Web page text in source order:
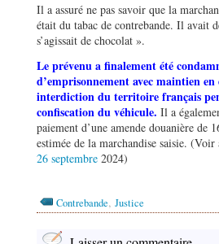
Il a assuré ne pas savoir que la
était du tabac de contrebande. Il avait
s’agissait de chocolat ».
Le prévenu a finalement été
d’emprisonnement avec maintien
interdiction du territoire français
confiscation du véhicule. Il a
paiement d’une amende douanière de
estimée de la marchandise saisie. (Voir
26 septembre 2024)
Contrebande, Justice